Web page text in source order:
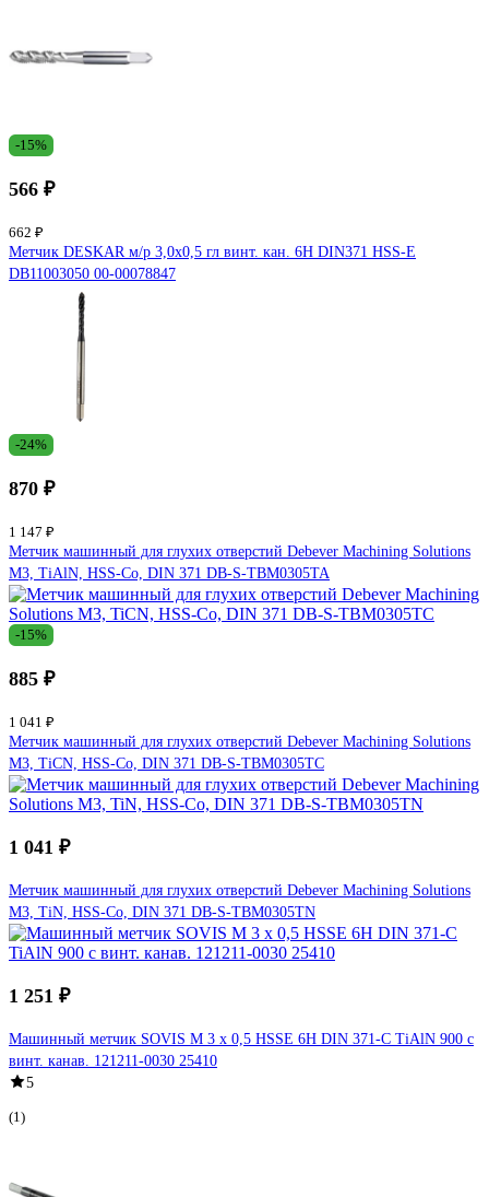
-15%
566 ₽
662 ₽
Метчик DESKAR м/р 3,0х0,5 гл винт. кан. 6H DIN371 HSS-E
DB11003050 00-00078847
-24%
870 ₽
1 147 ₽
Метчик машинный для глухих отверстий Debever Machining Solutions
M3, TiAlN, HSS-Co, DIN 371 DB-S-TBM0305TA
-15%
885 ₽
1 041 ₽
Метчик машинный для глухих отверстий Debever Machining Solutions
M3, TiCN, HSS-Co, DIN 371 DB-S-TBM0305TC
1 041 ₽
Метчик машинный для глухих отверстий Debever Machining Solutions
M3, TiN, HSS-Co, DIN 371 DB-S-TBM0305TN
1 251 ₽
Машинный метчик SOVIS М 3 х 0,5 HSSE 6H DIN 371-C TiAlN 900 с
винт. канав. 121211-0030 25410
5
(1)